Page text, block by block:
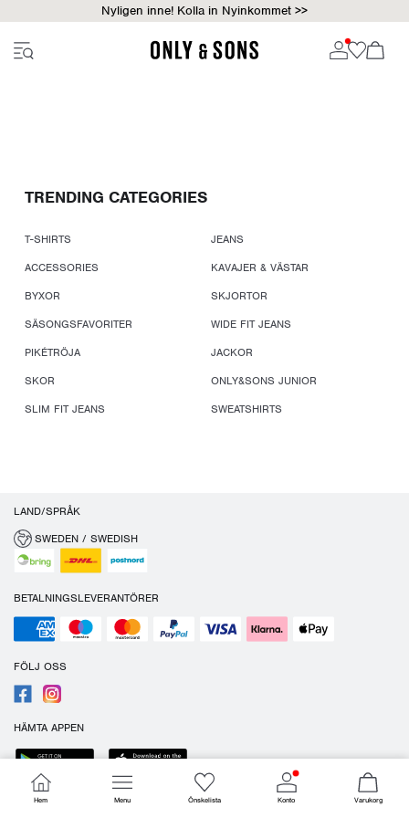
Nyligen inne! Kolla in Nyinkommet >>
TRENDING CATEGORIES
T-SHIRTS
JEANS
ACCESSORIES
KAVAJER & VÄSTAR
BYXOR
SKJORTOR
SÄSONGSFAVORITER
WIDE FIT JEANS
PIKÉTRÖJA
JACKOR
SKOR
ONLY&SONS JUNIOR
SLIM FIT JEANS
SWEATSHIRTS
LAND/SPRÅK
SWEDEN / SWEDISH
BETALNINGSLEVERANTÖRER
FÖLJ OSS
HÄMTA APPEN
Cookies
Hem Menu Önskelista Konto Varukorg